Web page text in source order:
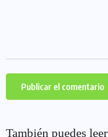
También puedes leer